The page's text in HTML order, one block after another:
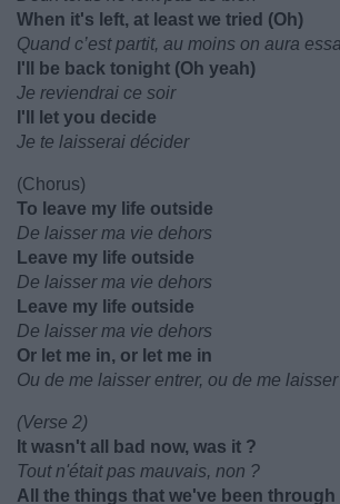
When it's left, at least we tried (Oh)
Quand c’est partit, au moins on aura
I'll be back tonight (Oh yeah)
Je reviendrai ce soir
I'll let you decide
Je te laisserai décider
(Chorus)
To leave my life outside
De laisser ma vie dehors
Leave my life outside
De laisser ma vie dehors
Leave my life outside
De laisser ma vie dehors
Or let me in, or let me in
Ou de me laisser entrer, ou de me
(Verse 2)
It wasn't all bad now, was it ?
Tout n'était pas mauvais, non ?
All the things that we've been through